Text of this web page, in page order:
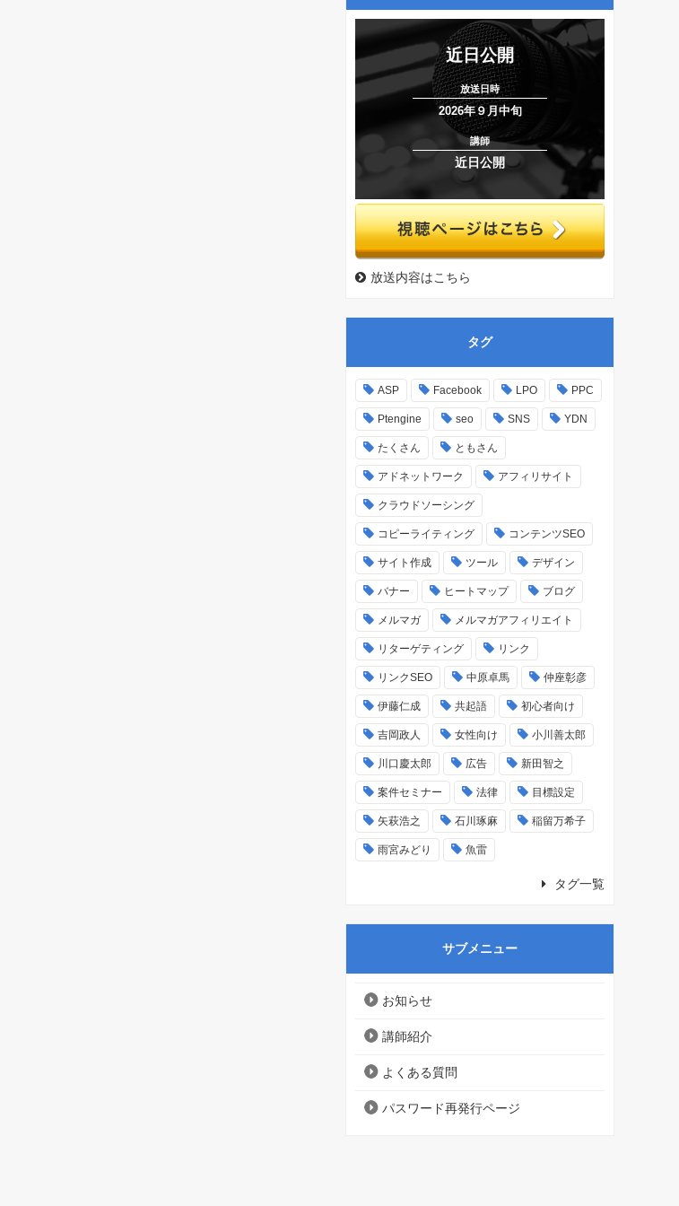
近日公開
放送日時
2026年９月中旬
講師
近日公開
放送内容はこちら
タグ
ASP Facebook LPO PPC
Ptengine seo SNS YDN
たくさん ともさん
アドネットワーク アフィリサイト
クラウドソーシング
コピーライティング コンテンツSEO
サイト作成 ツール デザイン
バナー ヒートマップ ブログ
メルマガ メルマガアフィリエイト
リターゲティング リンク
リンクSEO 中原卓馬 仲座彰彦
伊藤仁成 共起語 初心者向け
吉岡政人 女性向け 小川善太郎
川口慶太郎 広告 新田智之
案件セミナー 法律 目標設定
矢萩浩之 石川琢麻 稲留万希子
雨宮みどり 魚雷
タグ一覧
サブメニュー
お知らせ
講師紹介
よくある質問
パスワード再発行ページ